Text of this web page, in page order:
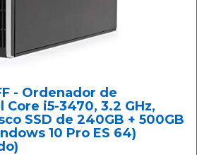
- Ordenador de
i5-3470, 3.2 GHz,
SSD de 240GB + 500GB
10 Pro ES 64)